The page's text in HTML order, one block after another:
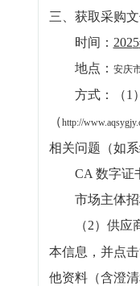
三、获取采购
时间： 2025
地点： 安庆
方式：（1
（http://
相关问题（如
CA 数字证
市场主体招
（2）供应
本信息，并点
他资料（含澄